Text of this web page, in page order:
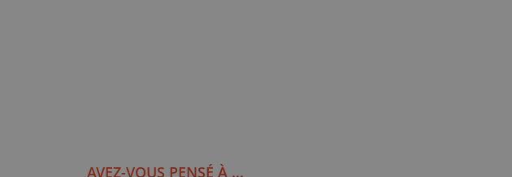
AVEZ-VOUS PENSÉ À ...